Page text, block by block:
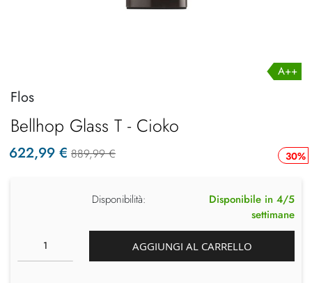
A++
Flos
Bellhop Glass T - Cioko
30%
622,99 € 889,99 €
Disponibilità:
Disponibile in 4/5
settimane
AGGIUNGI AL CARRELLO